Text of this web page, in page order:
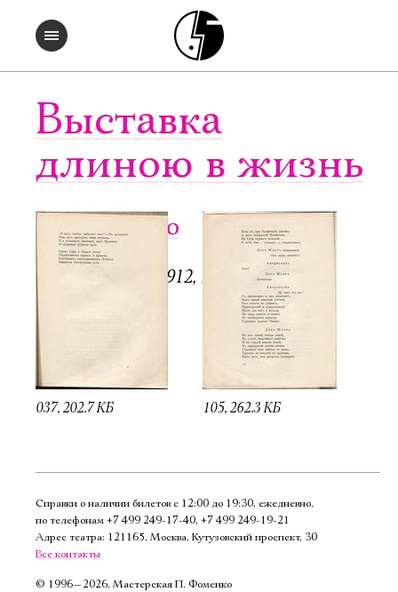
Выставка
длиною в жизнь
Чужое небо
СПб.: Аполлон, 1912, 128 с.
037, 202.7 КБ 105, 262.3 КБ
Справки о наличии билетов с 12:00 до 19:30, ежедневно,
по телефонам +7 499 249‑17‑40, +7 499 249‑19‑21
Адрес театра: 121165, Москва, Кутузовский проспект, 30
Все контакты
© 1996—2026, Мастерская П. Фоменко